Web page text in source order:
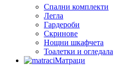
Спални комплекти
Легла
Гардероби
Скринове
Нощни шкафчета
Тоалетки и огледала
Матраци